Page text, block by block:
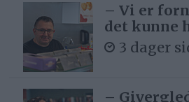
– Vi er
det kunne
3 dager
–